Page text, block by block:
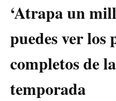
‘Atrapa un
puedes ver los
completos de
temporada